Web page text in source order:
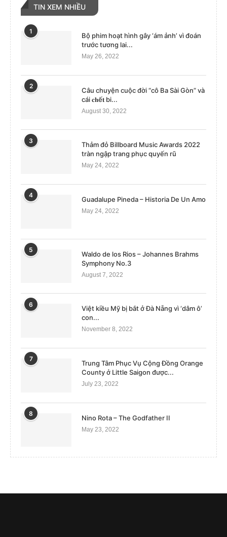
TIN XEM NHIỀU
1
Bộ phim hoạt hình gây ‘ám ảnh’ vì đoán
trước tương lai...
May 26, 2022
2
Câu chuyện cuộc đời “cô Ba Sài Gòn” và
cái 𝐜𝐡ế𝐭 bi...
August 30, 2022
3
Thảm đỏ Billboard Music Awards 2022
tràn ngập trang phục quyến rũ
May 24, 2022
4
Guadalupe Pineda – Historia De Un Amo
May 24, 2022
5
Waldo de los Rios – Johannes Brahms
Symphony No.3
August 7, 2022
6
Việt kiều Mỹ bị bắt ở Đà Nẵng vì ‘dâm ô’
con...
November 8, 2022
7
Trung Tâm Phục Vụ Cộng Đồng Orange
County ở Little Saigon được...
July 23, 2022
8
Nino Rota – The Godfather II
May 23, 2022